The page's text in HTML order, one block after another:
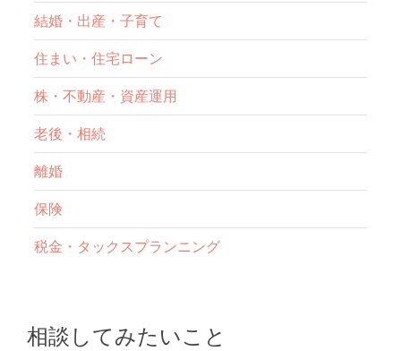
結婚・出産・子育て
住まい・住宅ローン
株・不動産・資産運用
老後・相続
離婚
保険
税金・タックスプランニング
相談してみたいこと